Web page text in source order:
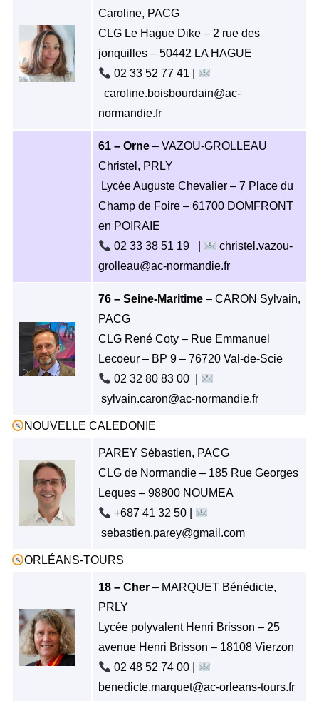
Caroline, PACG
CLG Le Hague Dike – 2 rue des
jonquilles – 50442 LA HAGUE
02 33 52 77 41 |
caroline.boisbourdain@ac-
normandie.fr
61 – Orne – VAZOU-GROLLEAU
Christel, PRLY
Lycée Auguste Chevalier – 7 Place du
Champ de Foire – 61700 DOMFRONT
en POIRAIE
02 33 38 51 19 |
christel.vazou-
grolleau@ac-normandie.fr
76 – Seine-Maritime – CARON Sylvain,
PACG
CLG René Coty – Rue Emmanuel
Lecoeur – BP 9 – 76720 Val-de-Scie
02 32 80 83 00 |
sylvain.caron@ac-normandie.fr
NOUVELLE CALEDONIE
PAREY Sébastien, PACG
CLG de Normandie – 185 Rue Georges
Leques – 98800 NOUMEA
+687 41 32 50 |
sebastien.parey@gmail.com
ORLÉANS-TOURS
18 – Cher – MARQUET Bénédicte,
PRLY
Lycée polyvalent Henri Brisson – 25
avenue Henri Brisson – 18108 Vierzon
02 48 52 74 00 |
benedicte.marquet@ac-orleans-tours.fr